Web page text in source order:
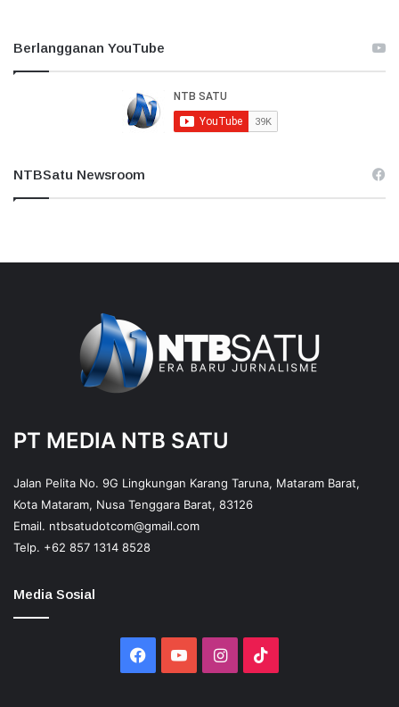
Berlangganan YouTube
NTBSatu Newsroom
PT MEDIA NTB SATU
Jalan Pelita No. 9G Lingkungan Karang Taruna, Mataram Barat,
Kota Mataram, Nusa Tenggara Barat, 83126
Email. ntbsatudotcom@gmail.com
Telp. +62 857 1314 8528
Media Sosial
Facebook
YouTubeInstagram